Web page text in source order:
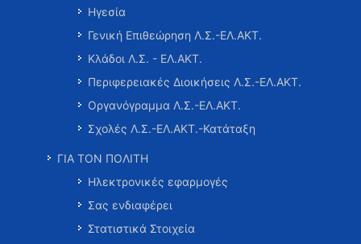
Ηγεσία
Γενική Επιθεώρηση Λ.Σ.-ΕΛ.ΑΚΤ.
Κλάδοι Λ.Σ. - ΕΛ.ΑΚΤ.
Περιφερειακές Διοικήσεις Λ.Σ.-ΕΛ.ΑΚΤ.
Οργανόγραμμα Λ.Σ.-ΕΛ.ΑΚΤ.
Σχολές Λ.Σ.-ΕΛ.ΑΚΤ.-Κατάταξη
ΓΙΑ ΤΟΝ ΠΟΛΙΤΗ
Ηλεκτρονικές εφαρμογές
Σας ενδιαφέρει
Στατιστικά Στοιχεία